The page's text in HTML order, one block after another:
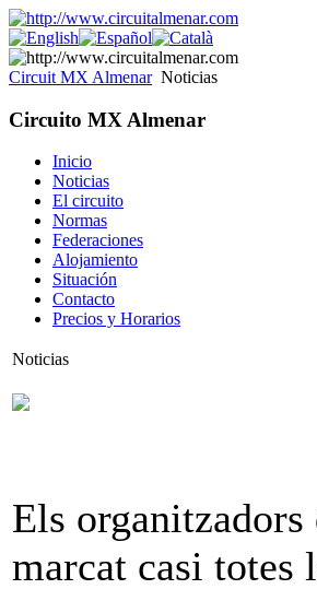
Circuit MX Almenar Noticias
Circuito MX Almenar
Inicio
Noticias
El circuito
Normas
Federaciones
Alojamiento
Situación
Contacto
Precios y Horarios
Noticias
Els organitzadors
marcat casi totes